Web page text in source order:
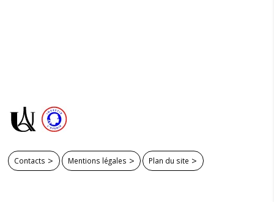
Contacts Mentions légales Plan du site